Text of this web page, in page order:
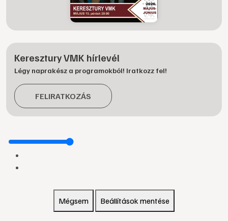
Keresztury VMK hírlevél
Légy naprakész a programokból! Iratkozz fel!
FELIRATKOZÁS
Mégsem Beállítások mentése